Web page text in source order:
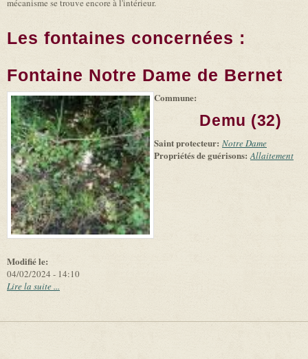
mécanisme se trouve encore à l'intérieur.
Les fontaines concernées :
Fontaine Notre Dame de Bernet
Leaflet (link is
|
Tiles
(link is
external)
©
Microsoft
and
suppliers
Modifié le:
04/02/2024 - 14:10
Commune:
Demu (32)
Saint protecteur: Notre Dame
Propriétés de guérisons:Allaitement
Lire la suite ...